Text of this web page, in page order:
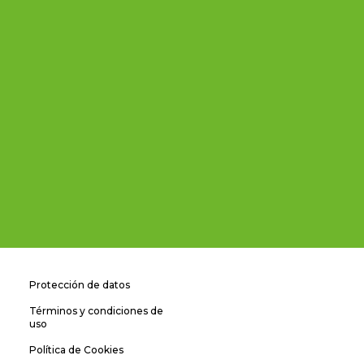
Protección de datos
Términos y condiciones de
uso
Política de Cookies